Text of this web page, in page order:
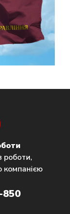
роботи,
компанією
850